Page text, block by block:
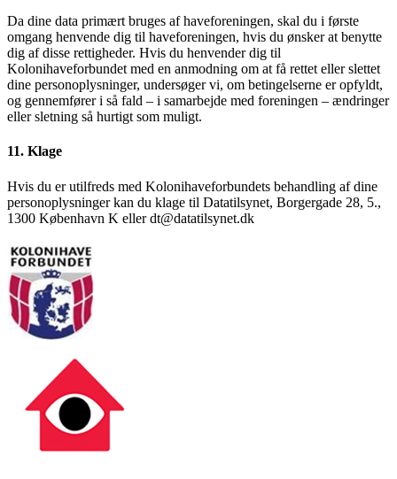
Da dine data primært bruges af haveforeningen, skal du i første
omgang henvende dig til haveforeningen, hvis du ønsker at benytte
dig af disse rettigheder. Hvis du henvender dig til
Kolonihaveforbundet med en anmodning om at få rettet eller slettet
dine personoplysninger, undersøger vi, om betingelserne er opfyldt,
og gennemfører i så fald – i samarbejde med foreningen – ændringer
eller sletning så hurtigt som muligt.
11. Klage
Hvis du er utilfreds med Kolonihaveforbundets behandling af dine
personoplysninger kan du klage til Datatilsynet, Borgergade 28, 5.,
1300 København K eller dt@datatilsynet.dk